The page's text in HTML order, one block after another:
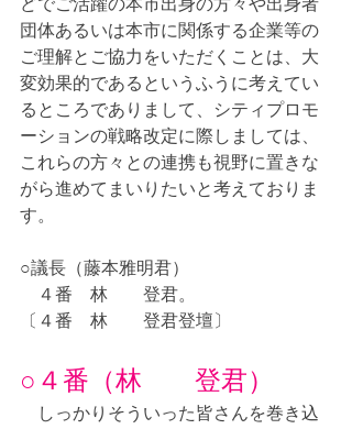
団体あるいは本市に関係する企業等の
ご理解とご協力をいただくことは、大
変効果的であるというふうに考えてい
るところでありまして、シティプロモ
ーションの戦略改定に際しましては、
これらの方々との連携も視野に置きな
がら進めてまいりたいと考えておりま
す。
○議長（藤本雅明君）
４番　林　　登君。
〔４番　林　　登君登壇〕
○４番（林　　登君）
しっかりそういった皆さんを巻き込